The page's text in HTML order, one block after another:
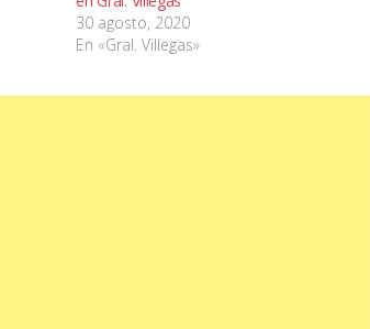
30 agosto, 2020
En «Gral. Villegas»